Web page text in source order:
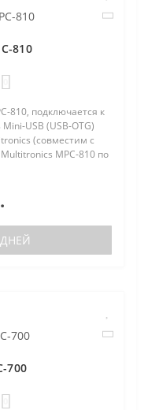
810
810, подключается к
USB (USB-OTG)
(совместим с
MPC-810 по
700